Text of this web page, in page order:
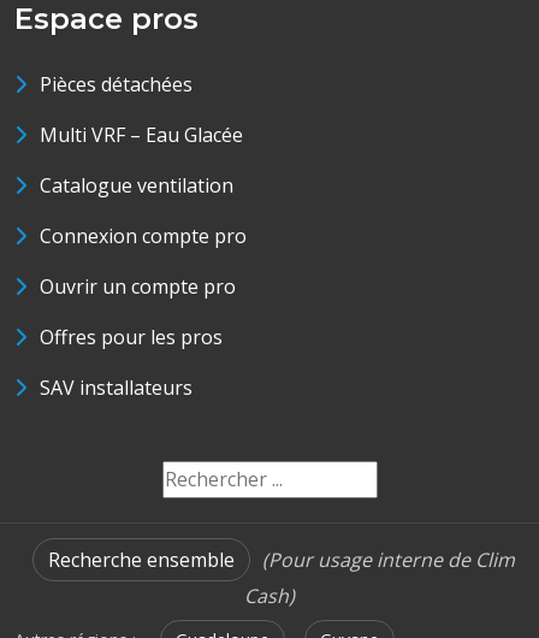
Espace pros
Pièces détachées
Multi VRF – Eau Glacée
Catalogue ventilation
Connexion compte pro
Ouvrir un compte pro
Offres pour les pros
SAV installateurs
Recherche ensemble
(Pour usage interne de Clim
Cash)